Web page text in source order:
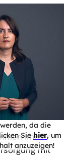
da die
Siehier, um
anzuzeigen!
immer
mit